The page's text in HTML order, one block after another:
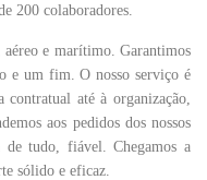
200 colaboradores.
aéreo e marítimo. Garantimos
e um fim. O nosso serviço é
até à organização,
aos pedidos dos nossos
tudo, fiável. Chegamos a
sólido e eficaz.